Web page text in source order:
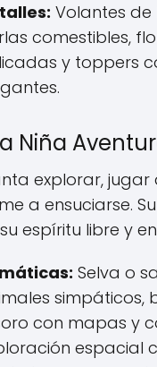
Volantes
comestibles,
y toppers
Niña
explorar, jugar
a ensuciarse.
espíritu libre y
Selva o
simpáticos,
con mapas y
espacial